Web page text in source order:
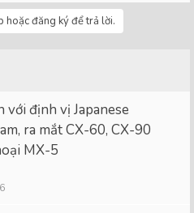
hoặc đăng ký để trả lời.
với định vị Japanese
ra mắt CX-60, CX-90
MX-5